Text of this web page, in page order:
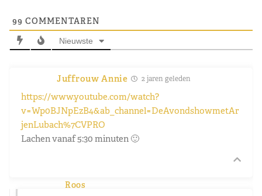
99 COMMENTAREN
Nieuwste
Juffrouw Annie 2 jaren geleden
https://www.youtube.com/watch?
v=Wp0BJNpEzB4&ab_channel=DeAvondshowmetAr
jenLubach%7CVPRO
Lachen vanaf 5:30 minuten 🙂
Roos